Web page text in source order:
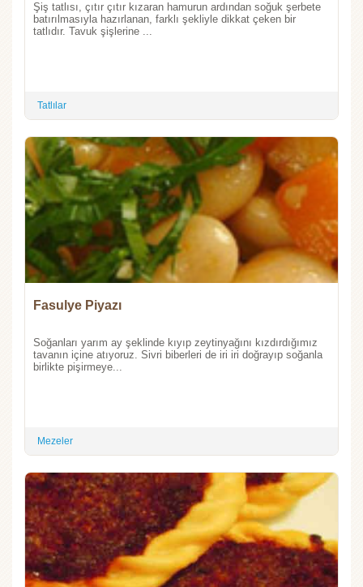
Şiş tatlısı, çıtır çıtır kızaran hamurun ardından soğuk şerbete
batırılmasıyla hazırlanan, farklı şekliyle dikkat çeken bir
tatlıdır. Tavuk şişlerine ...
Tatlılar
Fasulye Piyazı
Soğanları yarım ay şeklinde kıyıp zeytinyağını kızdırdığımız
tavanın içine atıyoruz. Sivri biberleri de iri iri doğrayıp soğanla
birlikte pişirmeye...
Mezeler